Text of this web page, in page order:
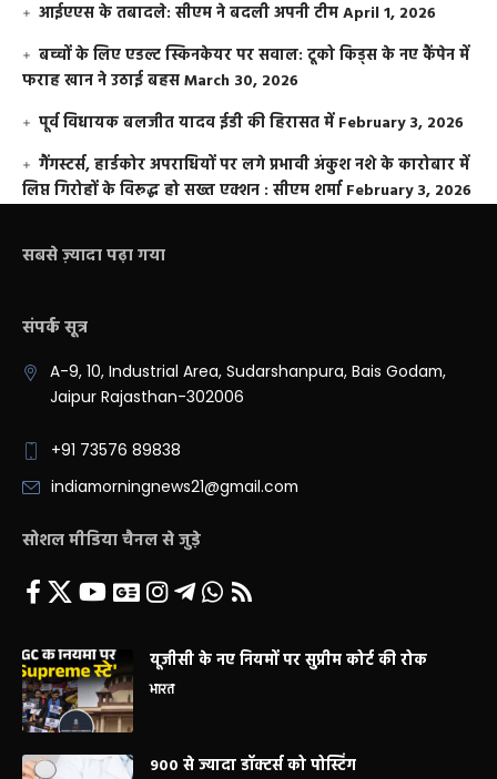
आईएएस के तबादले: सीएम ने बदली अपनी टीमApril 1, 2026
बच्चों के लिए एडल्ट स्किनकेयर पर सवाल: टूको किड्स के नए कैंपेन में
फराह खान ने उठाई बहसMarch 30, 2026
पूर्व विधायक बलजीत यादव ईडी की हिरासत में February 3, 2026
गैंगस्टर्स, हार्डकोर अपराधियों पर लगे प्रभावी अंकुश नशे के कारोबार में
लिप्त गिरोहों के विरूद्ध हो सख्त एक्शन : सीएम शर्मा February 3, 2026
सबसे ज़्यादा पढ़ा गया
संपर्क सूत्र
A-9, 10, Industrial Area, Sudarshanpura, Bais Godam,
Jaipur Rajasthan-302006
+91 73576 89838
indiamorningnews21@gmail.com
सोशल मीडिया चैनल से जुड़े
यूजीसी के नए नियमों पर सुप्रीम कोर्ट की रोक
भारत
900 से ज्यादा डॉक्टर्स को पोस्टिंग